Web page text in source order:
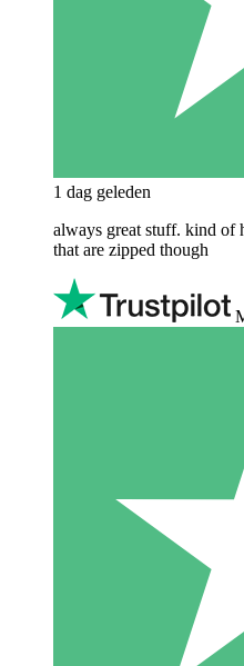
1 dag geleden
always great stuff. kind of
that are zipped though